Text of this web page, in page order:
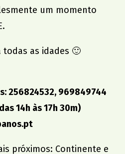
um momento
todas as idades 🙂
256824532, 969849744
14h às 17h 30m)
próximos: Continente e